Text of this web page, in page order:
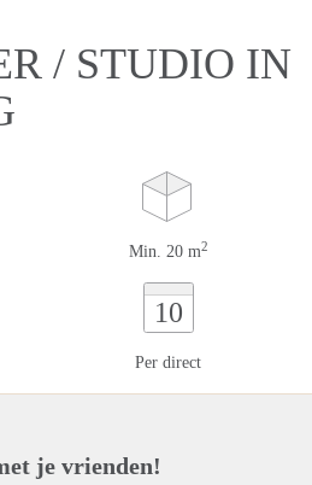
/ STUDIO IN
Min. 20 m2
10
Per direct
je vrienden!